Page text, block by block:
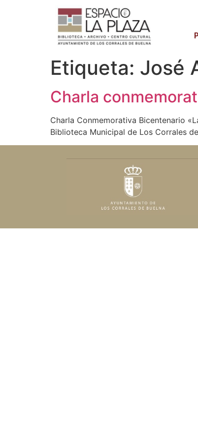
Etiqueta: José
Charla
Charla Conmemorativa Bicentenario
Biblioteca Municipal de Los Corrales